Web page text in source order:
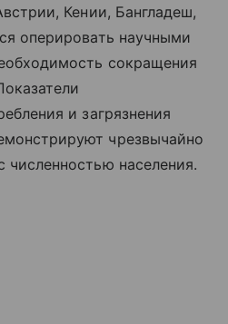
Кении, Бангладеш,
оперировать научными
сокращения
и загрязнения
чрезвычайно
населения.